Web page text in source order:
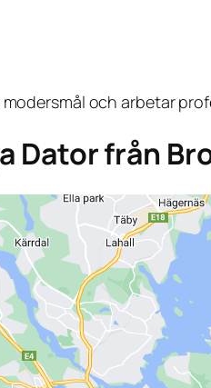
och arbetar
Dator från